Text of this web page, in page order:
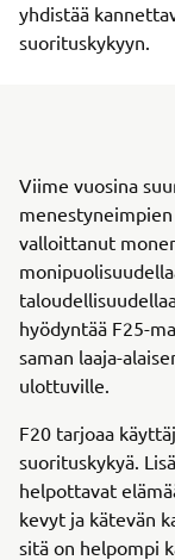
yhdistää
suorituskykyyn.
Viime vuosina
valloittanut
hyödyntää F25-
saman laaja-
ulottuville.
F20 tarjoaa
suorituskykyä.
helpottavat
kevyt ja kätevän
sitä on helpompi